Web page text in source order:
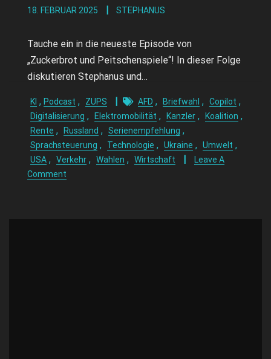
18. FEBRUAR 2025 STEPHANUS
Tauche ein in die neueste Episode von
„Zuckerbrot und Peitschenspiele“! In dieser Folge
diskutieren Stephanus und…
KI , Podcast , ZUPS AFD , Briefwahl , Copilot ,
Digitalisierung , Elektromobilität , Kanzler , Koalition ,
Rente , Russland , Serienempfehlung ,
Sprachsteuerung , Technologie , Ukraine , Umwelt ,
USA , Verkehr , Wahlen , Wirtschaft
Leave A
Comment